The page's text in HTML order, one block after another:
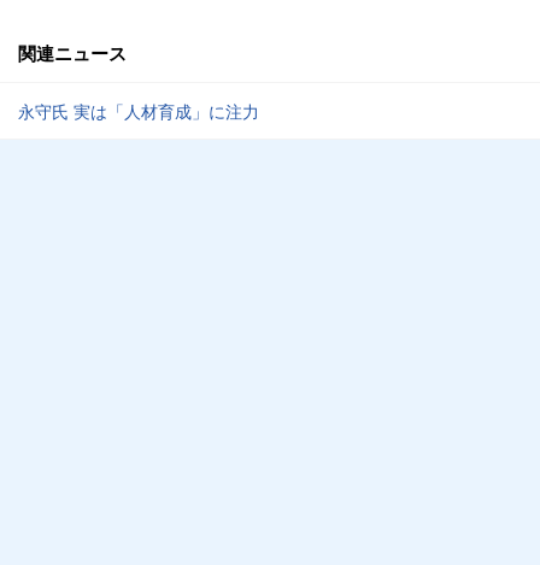
関連ニュース
永守氏 実は「人材育成」に注力